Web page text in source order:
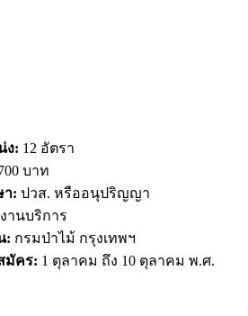
ง: 12 อัตรา
บาท
า: ปวส. หรืออนุปริญญา
งานบริการ
: กรมป่าไม้ กรุงเทพฯ
มัคร: 1 ตุลาคม ถึง 10 ตุลาคม พ.ศ.